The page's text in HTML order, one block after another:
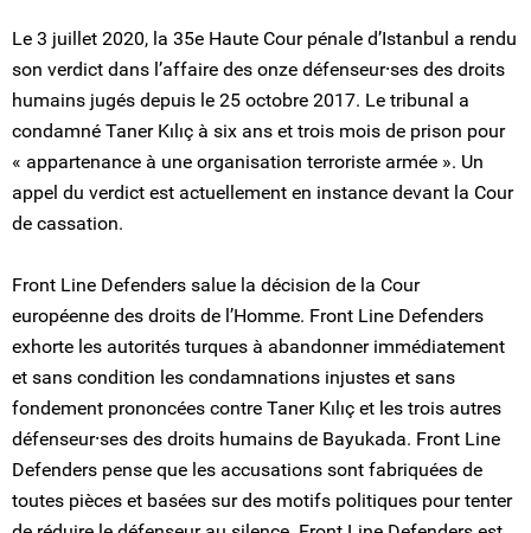
Le 3 juillet 2020, la 35e Haute Cour pénale d’Istanbul a rendu
son verdict dans l’affaire des onze défenseur⸱ses des droits
humains jugés depuis le 25 octobre 2017. Le tribunal a
condamné Taner Kılıç à six ans et trois mois de prison pour
« appartenance à une organisation terroriste armée ». Un
appel du verdict est actuellement en instance devant la Cour
de cassation.
Front Line Defenders salue la décision de la Cour
européenne des droits de l’Homme. Front Line Defenders
exhorte les autorités turques à abandonner immédiatement
et sans condition les condamnations injustes et sans
fondement prononcées contre Taner Kılıç et les trois autres
défenseur⸱ses des droits humains de Bayukada. Front Line
Defenders pense que les accusations sont fabriquées de
toutes pièces et basées sur des motifs politiques pour tenter